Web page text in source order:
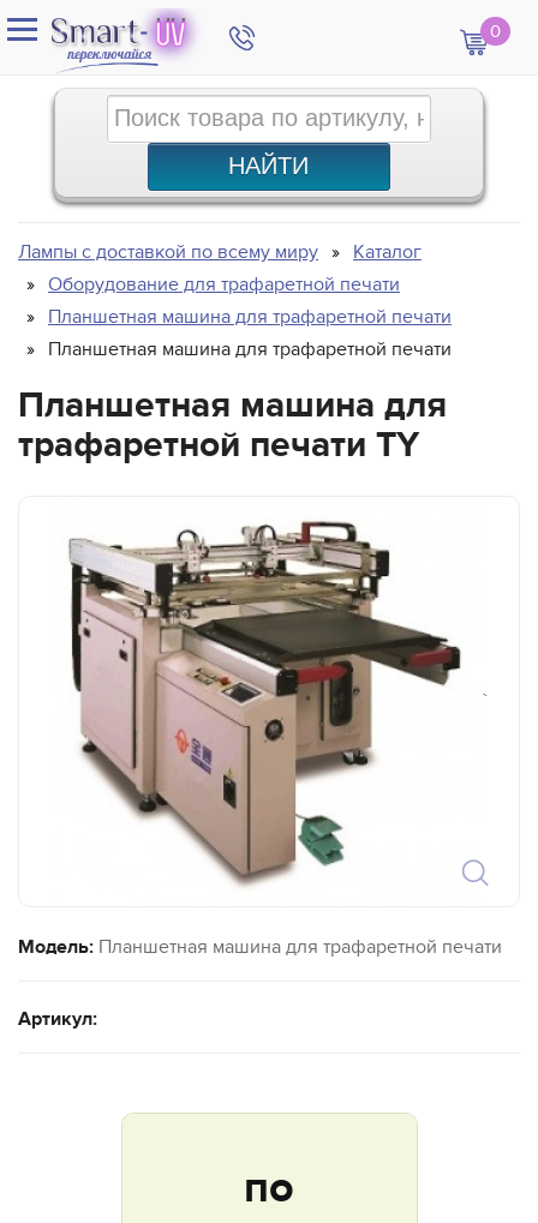
0
Лампы с доставкой по всему миру
Каталог
Оборудование для трафаретной печати
Планшетная машина для трафаретной печати
Планшетная машина для трафаретной печати
Планшетная машина для
трафаретной печати TY
`
Модель: Планшетная машина для трафаретной печати
Артикул:
по